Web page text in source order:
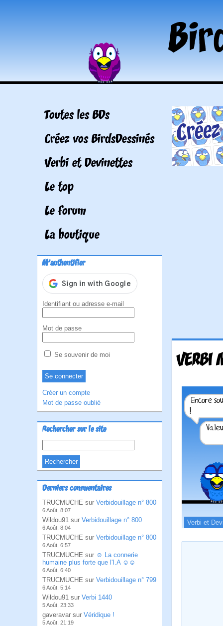
Toutes les BDs
Créez vos BirdsDessinés
Verbi et Devinettes
Le top
Le forum
La boutique
M'authentifier
Identifiant ou adresse e-mail
Mot de passe
Se souvenir de moi
Créer un compte
Mot de passe oublié
Rechercher sur le site
Derniers commentaires
TRUCMUCHE sur Verbidouillage n° 800
6 Août, 8:07
Wildou91 sur Verbidouillage n° 800
6 Août, 8:04
TRUCMUCHE sur Verbidouillage n° 800
6 Août, 6:57
TRUCMUCHE sur ☺ La connerie
humaine plus forte que l'I.A ☺☺
6 Août, 6:40
TRUCMUCHE sur Verbidouillage n° 799
6 Août, 5:14
Wildou91 sur Verbi 1440
5 Août, 23:33
gaveravar sur Véridique !
5 Août, 21:19
VERBI
Verbi et